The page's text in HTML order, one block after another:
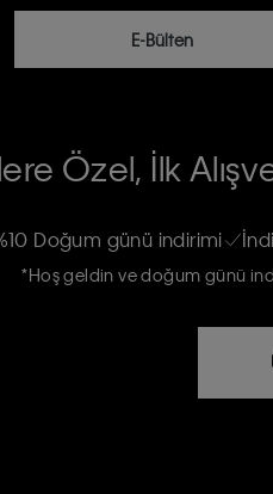
E-Bülten
gönderileceğinin ve güncel ürün,
Özel, İlk
Doğum günü indirimi
*Hoş geldin ve doğum günü